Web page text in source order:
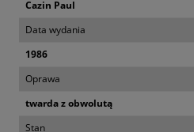
Cazin Paul
Data wydania
1986
Oprawa
twarda z obwolutą
Stan